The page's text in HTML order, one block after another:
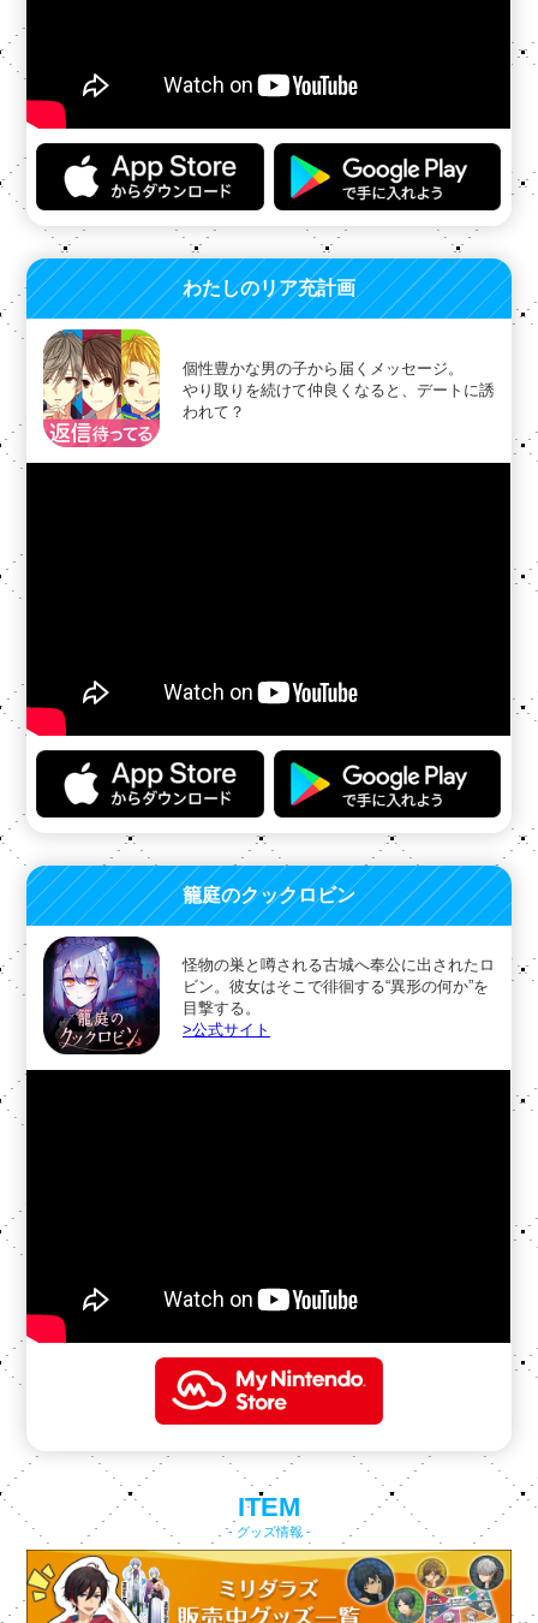
わたしのリア充計画
個性豊かな男の子から届くメッセージ。
やり取りを続けて仲良くなると、デートに誘
われて？
籠庭のクックロビン
怪物の巣と噂される古城へ奉公に出されたロ
ビン。彼女はそこで徘徊する“異形の何か”を
目撃する。
>公式サイト
ITEM
- グッズ情報 -